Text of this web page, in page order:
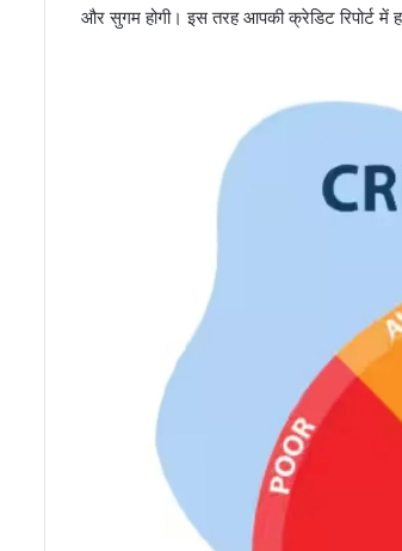
और सुगम होगी। इस तरह आपकी क्रेडिट रिपोर्ट में